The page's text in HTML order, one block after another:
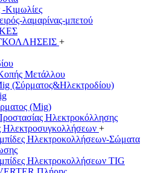
Κιμωλίες
λαμαρίνας-μπετού
+
Μετάλλου
(Σύρματος&Ηλεκτροδίου)
(Mig)
Ηλεκτροκόλλησης
Ηλεκτροσυγκολλήσεων +
Ηλεκτροκολλήσεων-Σώματα
Ηλεκτροκολλήσεων TIG